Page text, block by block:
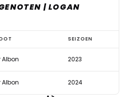
| LOGAN
SEIZOEN
Albon 2023
Albon 2024